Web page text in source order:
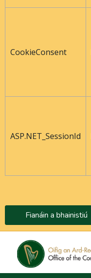
CookieConsent
ASP.NET_SessionId
Fianáin a bhainistiú